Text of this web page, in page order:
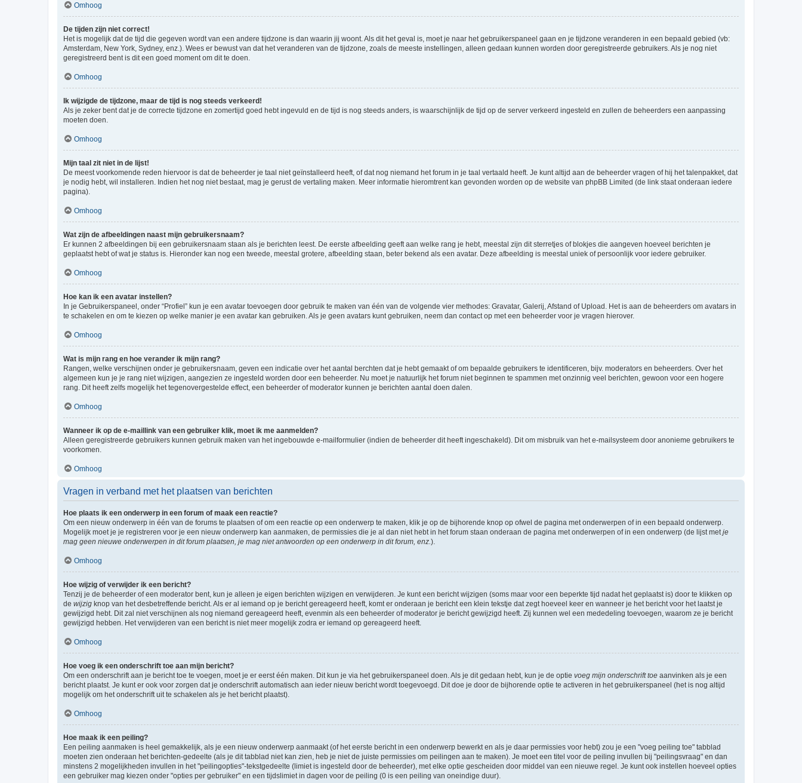
Omhoog
De tijden zijn niet correct!
Het is mogelijk dat de tijd die gegeven wordt van een andere tijdzone is dan waarin jij woont. Als dit het geval is, moet je naar het gebruikerspaneel gaan en je tijdzone veranderen in een bepaald gebied (vb:
Amsterdam, New York, Sydney, enz.). Wees er bewust van dat het veranderen van de tijdzone, zoals de meeste instellingen, alleen gedaan kunnen worden door geregistreerde gebruikers. Als je nog niet
geregistreerd bent is dit een goed moment om dit te doen.
Omhoog
Ik wijzigde de tijdzone, maar de tijd is nog steeds verkeerd!
Als je zeker bent dat je de correcte tijdzone en zomertijd goed hebt ingevuld en de tijd is nog steeds anders, is waarschijnlijk de tijd op de server verkeerd ingesteld en zullen de beheerders een aanpassing
moeten doen.
Omhoog
Mijn taal zit niet in de lijst!
De meest voorkomende reden hiervoor is dat de beheerder je taal niet geïnstalleerd heeft, of dat nog niemand het forum in je taal vertaald heeft. Je kunt altijd aan de beheerder vragen of hij het talenpakket, dat
je nodig hebt, wil installeren. Indien het nog niet bestaat, mag je gerust de vertaling maken. Meer informatie hieromtrent kan gevonden worden op de website van phpBB Limited (de link staat onderaan iedere
pagina).
Omhoog
Wat zijn de afbeeldingen naast mijn gebruikersnaam?
Er kunnen 2 afbeeldingen bij een gebruikersnaam staan als je berichten leest. De eerste afbeelding geeft aan welke rang je hebt, meestal zijn dit sterretjes of blokjes die aangeven hoeveel berichten je
geplaatst hebt of wat je status is. Hieronder kan nog een tweede, meestal grotere, afbeelding staan, beter bekend als een avatar. Deze afbeelding is meestal uniek of persoonlijk voor iedere gebruiker.
Omhoog
Hoe kan ik een avatar instellen?
In je Gebruikerspaneel, onder “Profiel” kun je een avatar toevoegen door gebruik te maken van één van de volgende vier methodes: Gravatar, Galerij, Afstand of Upload. Het is aan de beheerders om avatars in
te schakelen en om te kiezen op welke manier je een avatar kan gebruiken. Als je geen avatars kunt gebruiken, neem dan contact op met een beheerder voor je vragen hierover.
Omhoog
Wat is mijn rang en hoe verander ik mijn rang?
Rangen, welke verschijnen onder je gebruikersnaam, geven een indicatie over het aantal berchten dat je hebt gemaakt of om bepaalde gebruikers te identificeren, bijv. moderators en beheerders. Over het
algemeen kun je je rang niet wijzigen, aangezien ze ingesteld worden door een beheerder. Nu moet je natuurlijk het forum niet beginnen te spammen met onzinnig veel berichten, gewoon voor een hogere
rang. Dit heeft zelfs mogelijk het tegenovergestelde effect, een beheerder of moderator kunnen je berichten aantal doen dalen.
Omhoog
Wanneer ik op de e-maillink van een gebruiker klik, moet ik me aanmelden?
Alleen geregistreerde gebruikers kunnen gebruik maken van het ingebouwde e-mailformulier (indien de beheerder dit heeft ingeschakeld). Dit om misbruik van het e-mailsysteem door anonieme gebruikers te
voorkomen.
Omhoog
Vragen in verband met het plaatsen van berichten
Hoe plaats ik een onderwerp in een forum of maak een reactie?
Om een nieuw onderwerp in één van de forums te plaatsen of om een reactie op een onderwerp te maken, klik je op de bijhorende knop op ofwel de pagina met onderwerpen of in een bepaald onderwerp.
Mogelijk moet je je registreren voor je een nieuw onderwerp kan aanmaken, de permissies die je al dan niet hebt in het forum staan onderaan de pagina met onderwerpen of in een onderwerp (de lijst met je
mag geen nieuwe onderwerpen in dit forum plaatsen, je mag niet antwoorden op een onderwerp in dit forum, enz. ).
Omhoog
Hoe wijzig of verwijder ik een bericht?
Tenzij je de beheerder of een moderator bent, kun je alleen je eigen berichten wijzigen en verwijderen. Je kunt een bericht wijzigen (soms maar voor een beperkte tijd nadat het geplaatst is) door te klikken op
de wijzig knop van het desbetreffende bericht. Als er al iemand op je bericht gereageerd heeft, komt er onderaan je bericht een klein tekstje dat zegt hoeveel keer en wanneer je het bericht voor het laatst je
gewijzigd hebt. Dit zal niet verschijnen als nog niemand gereageerd heeft, evenmin als een beheerder of moderator je bericht gewijzigd heeft. Zij kunnen wel een mededeling toevoegen, waarom ze je bericht
gewijzigd hebben. Het verwijderen van een bericht is niet meer mogelijk zodra er iemand op gereageerd heeft.
Omhoog
Hoe voeg ik een onderschrift toe aan mijn bericht?
Om een onderschrift aan je bericht toe te voegen, moet je er eerst één maken. Dit kun je via het gebruikerspaneel doen. Als je dit gedaan hebt, kun je de optie voeg mijn onderschrift toe aanvinken als je een
bericht plaatst. Je kunt er ook voor zorgen dat je onderschrift automatisch aan ieder nieuw bericht wordt toegevoegd. Dit doe je door de bijhorende optie te activeren in het gebruikerspaneel (het is nog altijd
mogelijk om het onderschrift uit te schakelen als je het bericht plaatst).
Omhoog
Hoe maak ik een peiling?
Een peiling aanmaken is heel gemakkelijk, als je een nieuw onderwerp aanmaakt (of het eerste bericht in een onderwerp bewerkt en als je daar permissies voor hebt) zou je een "voeg peiling toe" tabblad
moeten zien onderaan het berichten-gedeelte (als je dit tabblad niet kan zien, heb je niet de juiste permissies om peilingen aan te maken). Je moet een titel voor de peiling invullen bij "peilingsvraag" en dan
minstens 2 mogelijkheden invullen in het "peilingopties"-tekstgedeelte (limiet is ingesteld door de beheerder), met elke optie gescheiden door middel van een nieuwe regel. Je kunt ook instellen hoeveel opties
een gebruiker mag kiezen onder "opties per gebruiker" en een tijdslimiet in dagen voor de peiling (0 is een peiling van oneindige duur).